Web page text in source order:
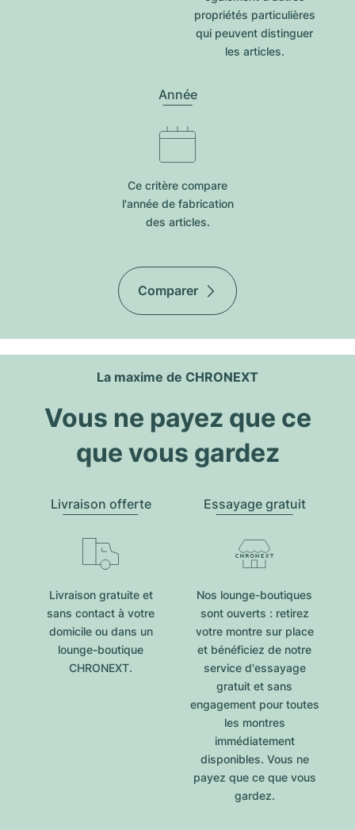
propriétés particulières
qui peuvent distinguer
les articles.
Année
Ce critère compare
l'année de fabrication
des articles.
Comparer
La maxime de CHRONEXT
Vous ne payez que ce
que vous gardez
Livraison offerte
Livraison gratuite et
sans contact à votre
domicile ou dans un
lounge-boutique
CHRONEXT.
Essayage gratuit
Nos lounge-boutiques
sont ouverts : retirez
votre montre sur place
et bénéficiez de notre
service d'essayage
gratuit et sans
engagement pour toutes
les montres
immédiatement
disponibles. Vous ne
payez que ce que vous
gardez.